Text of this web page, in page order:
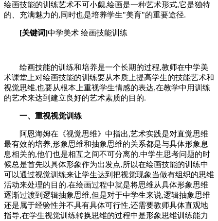
绘画技能的训练艺术不可小觑,绘画是一种艺术形式,它是独特
的、充满魅力的,同时也是培养学生"美育"的重要途径.
[关键词]中学美术 绘画技能训练
绘画技能的训练和培养是一个长期的过程,教师在中学美
术课堂上对绘画技能的训练要从本质上提高学生的技能艺术和
视觉思维,也要从根本上重视学生情感的表达,在教学中用训练
的艺术来达到建立良好的艺术素质的目的.
一、重视视觉训练
阿恩海姆在《视觉思维》中指出,艺术实践是对直觉思维
最有效的培养,形象思维和抽象思维的关系都是与具体形象息
息相关的,他们也是相互之间不可分离的.中学生思考问题的时
候总是首先以具体形象作为出发点,所以在绘画技能的训练中
可以通过视觉训练来让学生达到把视觉现象当做有组织的思维
活动来处理的目的.在绘画过程中就是将思维从具体形象思维
逐渐过渡到逻辑抽象思维,但是对于中学生来说,逻辑抽象思维
还是属于经验性并不具有具体可行性,还需要教师具体直观地
指导,在学生视觉训练转换思维的过程中是形象思维训练能力